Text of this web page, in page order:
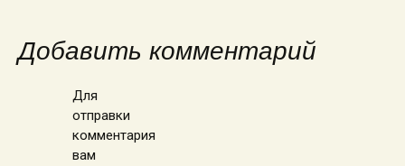
Добавить комментарий
Для
отправки
комментария
вам